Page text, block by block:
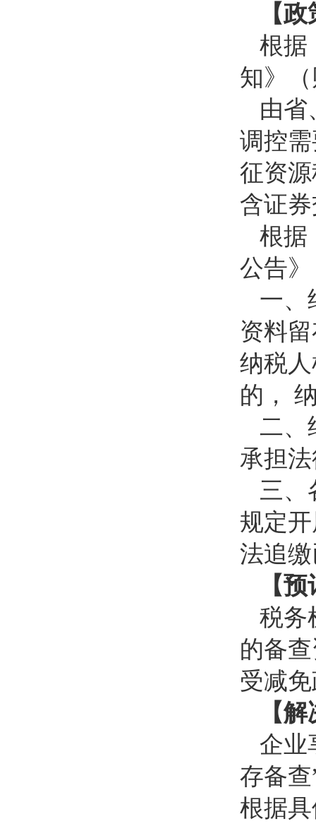
【
根据
知》
由省
调控
征资
含证
根据
公告
一、
资料
纳税
的，
二、
承担
三、
规定
法追
【
税务
的备
受减
【
企业
存备
根据